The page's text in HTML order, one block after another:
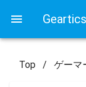
Top / ゲーマ